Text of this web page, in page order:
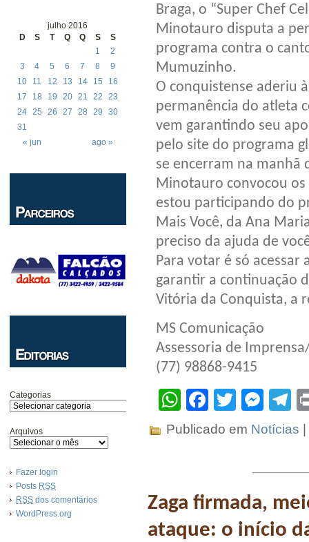
julho 2016
D
S T Q Q S S
« jun ago »
1
2
3
4 5 6 7 8
9
10
11 12 13 14 15
16
17
18 19 20 21 22
23
24 25 26 27 28 29
30
31
Categorias
Arquivos
Fazer login
Posts RSS
RSS dos comentários
WordPress.org
Braga, o “Super Chef
Minotauro disputa a
programa contra o
Mumuzinho.
O conquistense aderiu
permanência do atleta
vem garantindo seu
pelo site do programa
se encerram na manhã
Minotauro convocou os
estou participando do
Mais Você, da Ana
preciso da ajuda de
Para votar é só
garantir a continuação
Vitória da Conquista, a
MS Comunicação
Assessoria de
(77) 98868-9415
WhatsApp
Facebook
Twitter
Publicado em Notícias
Zaga firmada,
ataque: o início